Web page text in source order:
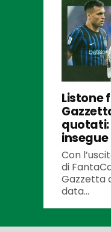
Listone
quotati:
insegue
Con
di
Gazzetta
data...